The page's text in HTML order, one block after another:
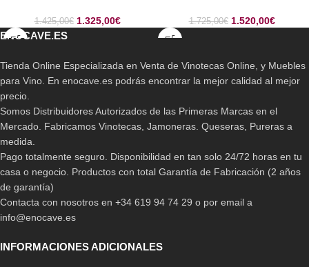
1.425,00€ 1.325,00€ 1.725,00€ 1.520,00€
ENOCAVE.ES
Tienda Online Especializada en Venta de Vinotecas Online, y Muebles
para Vino. En enocave.es podrás encontrar la mejor calidad al mejor
precio.
Somos Distribuidores Autorizados de las Primeras Marcas en el
Mercado. Fabricamos Vinotecas, Jamoneras. Queseras, Pureras a
medida.
Pago totalmente seguro. Disponibilidad en tan solo 24/72 horas en tu
casa o negocio. Productos con total Garantía de Fabricación (2 años
de garantía)
Contacta con nosotros en +34 619 94 74 29 o por email a
info@enocave.es
INFORMACIONES ADICIONALES